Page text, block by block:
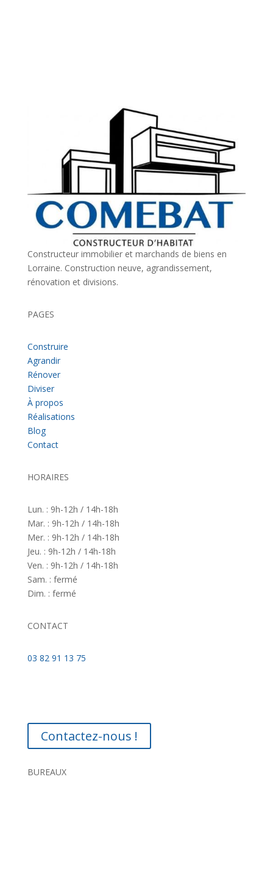
Constructeur immobilier et marchands de biens en
Lorraine. Construction neuve, agrandissement,
rénovation et divisions.
PAGES
Construire
Agrandir
Rénover
Diviser
À propos
Réalisations
Blog
Contact
HORAIRES
Lun. : 9h-12h / 14h-18h
Mar. : 9h-12h / 14h-18h
Mer. : 9h-12h / 14h-18h
Jeu. : 9h-12h / 14h-18h
Ven. : 9h-12h / 14h-18h
Sam. : fermé
Dim. : fermé
CONTACT
03 82 91 13 75
Contactez-nous !
BUREAUX